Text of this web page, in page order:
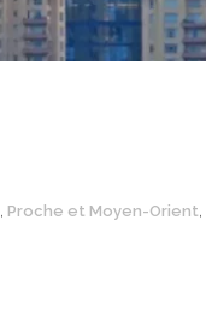
Proche et Moyen-Orient